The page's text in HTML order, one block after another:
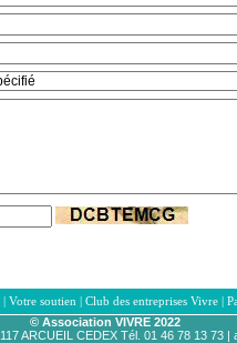
| Votre soutien | Club des entreprises Vivre|
© Association VIVRE 2022
ARCUEIL CEDEX Tél. 01 46 78 13 73 |